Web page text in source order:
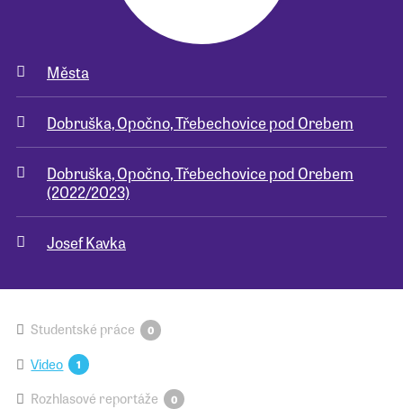
Pro školy
Příběhy našich sousedů
Města
Dobruška, Opočno, Třebechovice pod Orebem
Dobruška, Opočno, Třebechovice pod Orebem
(2022/2023)
Josef Kavka
Studentské práce 0
Video 1
Rozhlasové reportáže 0